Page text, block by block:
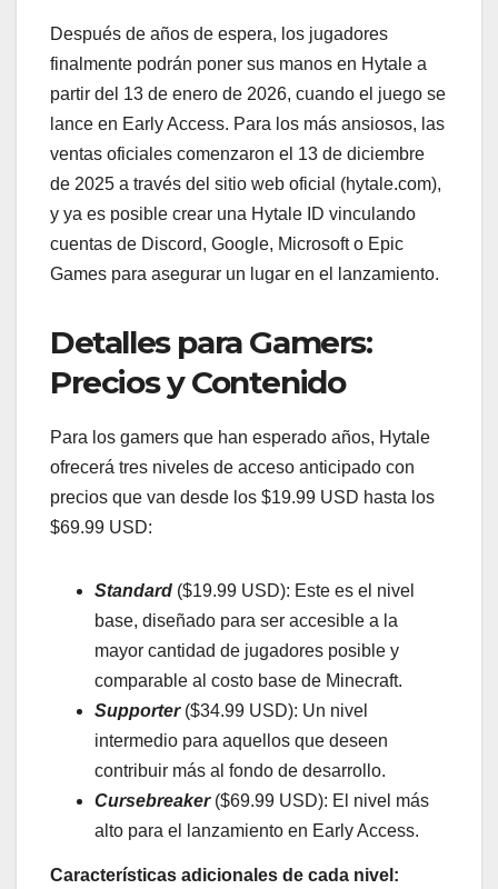
Después de años de espera, los jugadores
finalmente podrán poner sus manos en Hytale a
partir del 13 de enero de 2026, cuando el juego se
lance en Early Access. Para los más ansiosos, las
ventas oficiales comenzaron el 13 de diciembre
de 2025 a través del sitio web oficial (hytale.com),
y ya es posible crear una Hytale ID vinculando
cuentas de Discord, Google, Microsoft o Epic
Games para asegurar un lugar en el lanzamiento.
Detalles para Gamers:
Precios y Contenido
Para los gamers que han esperado años, Hytale
ofrecerá tres niveles de acceso anticipado con
precios que van desde los $19.99 USD hasta los
$69.99 USD:
Standard ($19.99 USD): Este es el nivel
base, diseñado para ser accesible a la
mayor cantidad de jugadores posible y
comparable al costo base de Minecraft.
Supporter($34.99 USD): Un nivel
intermedio para aquellos que deseen
contribuir más al fondo de desarrollo.
Cursebreaker($69.99 USD): El nivel más
alto para el lanzamiento en Early Access.
Características adicionales de cada nivel: